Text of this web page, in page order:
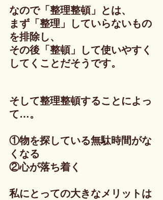
なので「整理整頓」とは、
まず「整理」していらないもの
を排除し、
その後「整頓」して使いやすく
してくことだそうです。
そして整理整頓することによっ
て…。
①物を探している無駄時間がな
くなる
②心が落ち着く
私にとっての大きなメリットは